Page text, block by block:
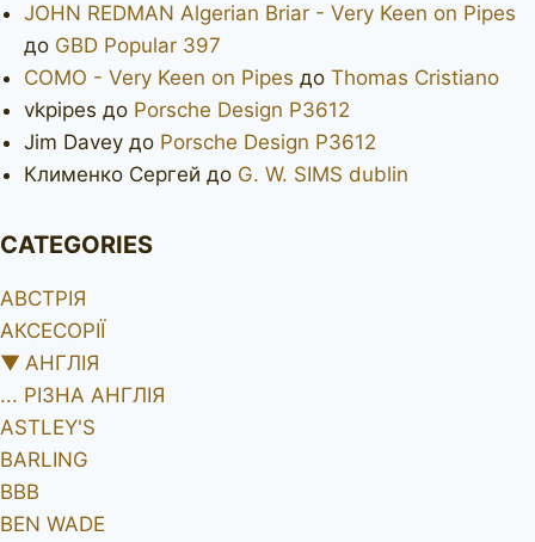
JOHN REDMAN Algerian Briar - Very Keen on Pipes
до GBD Popular 397
COMO - Very Keen on Pipes до Thomas Cristiano
vkpipes до Porsche Design P3612
Jim Davey до Porsche Design P3612
Клименко Сергей до G. W. SIMS dublin
CATEGORIES
АВСТРІЯ
АКСЕСОРІЇ
▼ АНГЛІЯ
... РІЗНА АНГЛІЯ
ASTLEY'S
BARLING
BBB
BEN WADE